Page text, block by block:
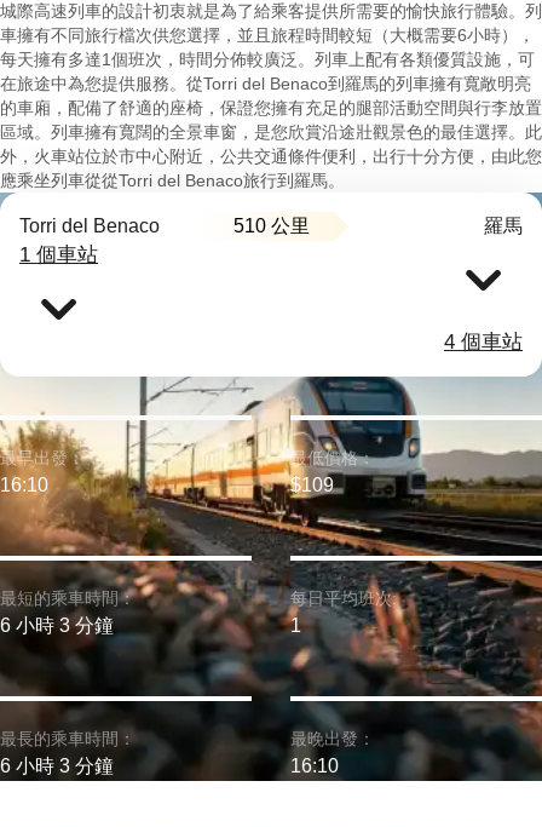
城際高速列車的設計初衷就是為了給乘客提供所需要的愉快旅行體驗。列
車擁有不同旅行檔次供您選擇，並且旅程時間較短（大概需要6小時），
每天擁有多達1個班次，時間分佈較廣泛。列車上配有各類優質設施，可
在旅途中為您提供服務。從Torri del Benaco到羅馬的列車擁有寬敞明亮
的車廂，配備了舒適的座椅，保證您擁有充足的腿部活動空間與行李放置
區域。列車擁有寬闊的全景車窗，是您欣賞沿途壯觀景色的最佳選擇。此
外，火車站位於市中心附近，公共交通條件便利，出行十分方便，由此您
應乘坐列車從從Torri del Benaco旅行到羅馬。
Torri del Benaco 510 公里 羅馬
1 個車站
4 個車站
最短的乘車時間：
6 小時 3 分鐘
最早出發：
16:10
最長的乘車時間：
6 小時 3 分鐘
最低價格：
$109
每日平均班次:
1
最晚出發：
16:10